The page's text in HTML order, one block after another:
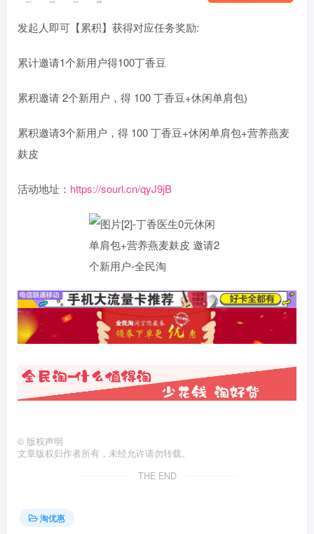
发起人即可【累积】获得对应任务奖励:
累计邀请1个新用户得100丁香豆
累积邀请 2个新用户，得 100 丁香豆+休闲单肩包)
累积邀请3个新用户，得 100 丁香豆+休闲单肩包+营养燕麦
麸皮
活动地址： https://sourl.cn/qyJ9jB
© 版权声明
文章版权归作者所有，未经允许请勿转载。
THE END
淘优惠